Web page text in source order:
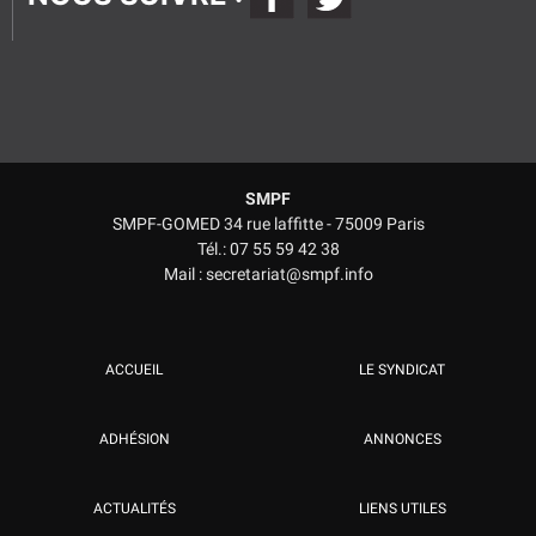
SMPF
SMPF-GOMED 34 rue laffitte - 75009 Paris
Tél.: 07 55 59 42 38
Mail : secretariat@smpf.info
ACCUEIL LE SYNDICAT
ADHÉSION ANNONCES
ACTUALITÉS LIENS UTILES